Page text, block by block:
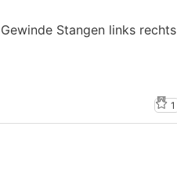
Stangen links rechts
1